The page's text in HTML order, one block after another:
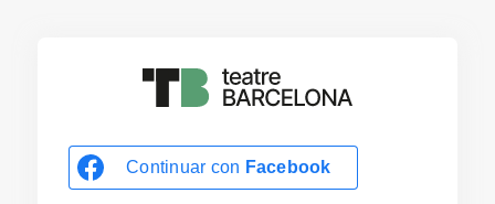
Continuar con Facebook